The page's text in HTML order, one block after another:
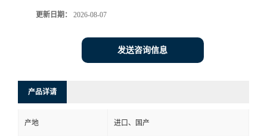
更新日期： 2026-08-07
发送咨询信息
产品详请
产地 进口、国产